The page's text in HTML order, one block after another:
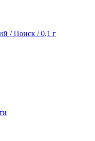
/ Поиск / 0,1 г